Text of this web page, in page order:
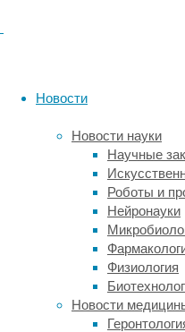
Новости
Новости науки
Научные
Роботы и
Нейронауки
Физиология
Новости
прибрежных
районах
по
всему
миру,
способны
очищать
воду
от
обитающих